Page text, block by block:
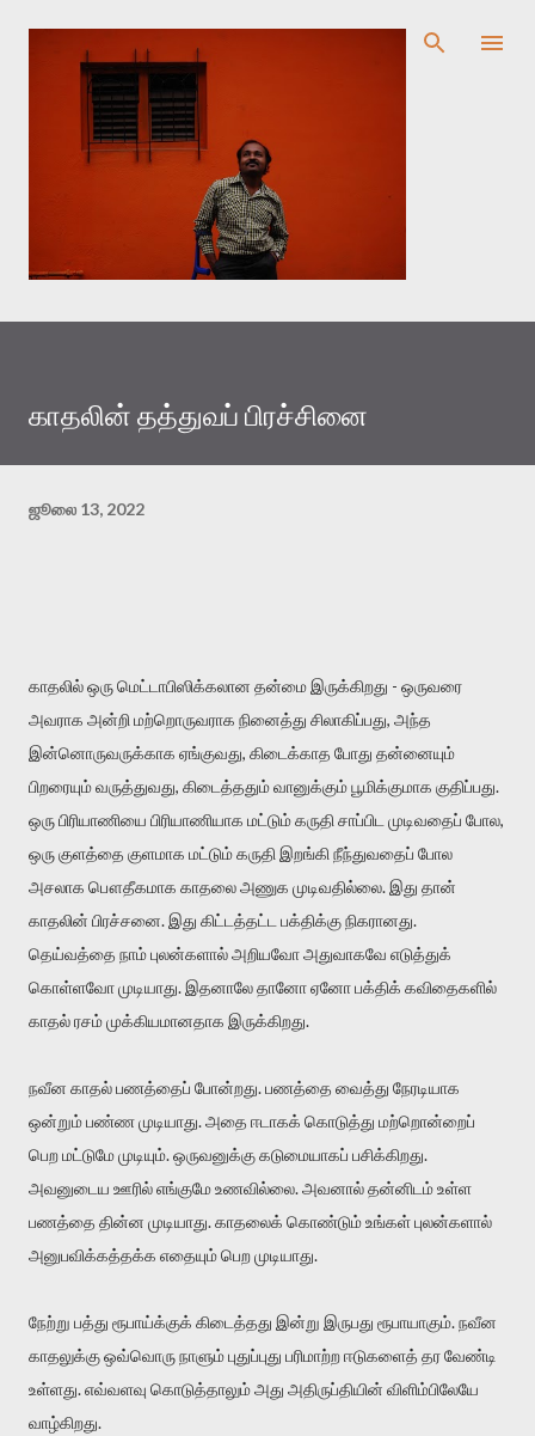
முதன்மை உள்ளடக்கத்திற்குச் செல்
காதலின் தத்துவப் பிரச்சினை
ஜூலை 13, 2022
காதலில் ஒரு மெட்டாபிஸிக்கலான தன்மை இருக்கிறது - ஒருவரை
அவராக அன்றி மற்றொருவராக நினைத்து சிலாகிப்பது, அந்த
இன்னொருவருக்காக ஏங்குவது, கிடைக்காத போது தன்னையும்
பிறரையும் வருத்துவது, கிடைத்ததும் வானுக்கும் பூமிக்குமாக குதிப்பது.
ஒரு பிரியாணியை பிரியாணியாக மட்டும் கருதி சாப்பிட முடிவதைப் போல,
ஒரு குளத்தை குளமாக மட்டும் கருதி இறங்கி நீந்துவதைப் போல
அசலாக பௌதீகமாக காதலை அணுக முடிவதில்லை. இது தான்
காதலின் பிரச்சனை. இது கிட்டத்தட்ட பக்திக்கு நிகரானது.
தெய்வத்தை நாம் புலன்களால் அறியவோ அதுவாகவே எடுத்துக்
கொள்ளவோ முடியாது. இதனாலே தானோ ஏனோ பக்திக் கவிதைகளில்
காதல் ரசம் முக்கியமானதாக இருக்கிறது.
நவீன காதல் பணத்தைப் போன்றது. பணத்தை வைத்து நேரடியாக
ஒன்றும் பண்ண முடியாது. அதை ஈடாகக் கொடுத்து மற்றொன்றைப்
பெற மட்டுமே முடியும். ஒருவனுக்கு கடுமையாகப் பசிக்கிறது.
அவனுடைய ஊரில் எங்குமே உணவில்லை. அவனால் தன்னிடம் உள்ள
பணத்தை தின்ன முடியாது. காதலைக் கொண்டும் உங்கள் புலன்களால்
அனுபவிக்கத்தக்க எதையும் பெற முடியாது.
நேற்று பத்து ரூபாய்க்குக் கிடைத்தது இன்று இருபது ரூபாயாகும். நவீன
காதலுக்கு ஒவ்வொரு நாளும் புதுப்புது பரிமாற்ற ஈடுகளைத் தர வேண்டி
உள்ளது. எவ்வளவு கொடுத்தாலும் அது அதிருப்தியின் விளிம்பிலேயே
வாழ்கிறது.